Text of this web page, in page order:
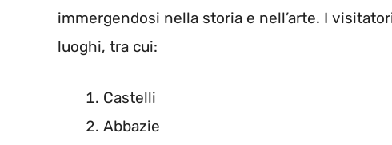
immergendosi nella storia e nell’arte. I
luoghi, tra cui:
Castelli
Abbazie